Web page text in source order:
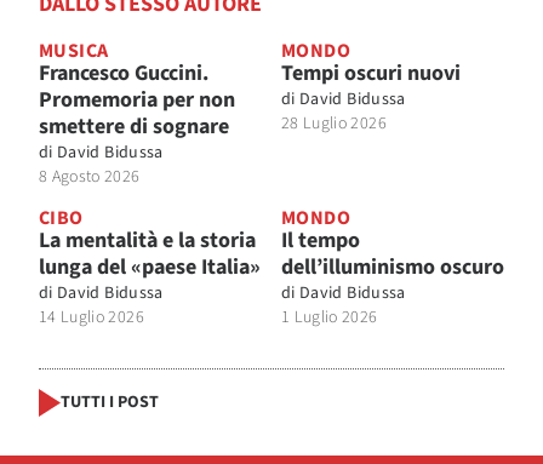
MUSICA
Francesco Guccini.
Promemoria per non
smettere di sognare
di David Bidussa
8 Agosto 2026
MONDO
Tempi oscuri nuovi
di David Bidussa
28 Luglio 2026
CIBO
La mentalità e la storia
lunga del «paese Italia»
di David Bidussa
14 Luglio 2026
MONDO
Il tempo
dell’illuminismo oscuro
di David Bidussa
1 Luglio 2026
TUTTI I POST